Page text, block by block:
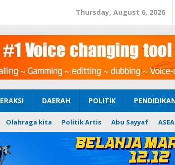
Thursday, August 6, 2026
DAERAH POLITIK
Olahraga kita Politik Artis Abu Sayyaf